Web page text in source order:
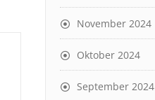
November 2024
Oktober 2024
September 2024